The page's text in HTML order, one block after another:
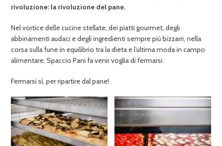
rivoluzione: la rivoluzione del pane.
Nel vortice delle cucine stellate, dei piatti gourmet, degli
abbinamenti audaci e degli ingredienti sempre più bizzarri, nella
corsa sulla fune in equilibrio tra la dieta e l’ultima moda in campo
alimentare, Spaccio Pani fa venir voglia di fermarsi.
Fermarsi sì, per ripartire dal pane!